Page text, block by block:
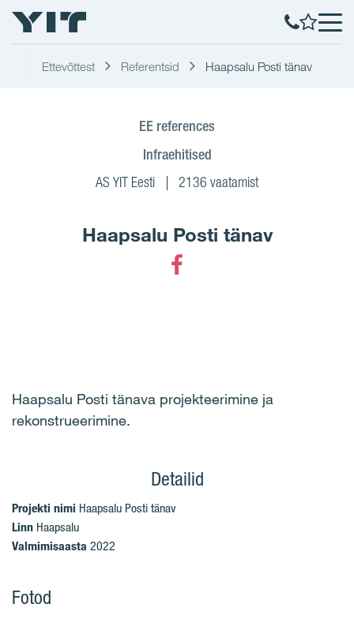
Ettevõttest Referentsid Haapsalu Posti tänav
EE references
Infraehitised
AS YIT Eesti 2136 vaatamist
Haapsalu Posti tänav
Haapsalu Posti tänava projekteerimine ja
rekonstrueerimine.
Detailid
Projekti nimi Haapsalu Posti tänav
Linn Haapsalu
Valmimisaasta 2022
Fotod